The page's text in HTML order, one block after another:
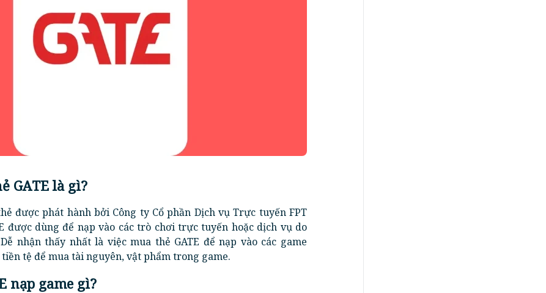
GATE là gì?
được phát hành bởi Công ty Cổ phần Dịch vụ Trực tuyến FPT
được dùng để nạp vào các trò chơi trực tuyến hoặc dịch vụ do
nhận thấy nhất là việc mua thẻ GATE để nạp vào các game
tệ để mua tài nguyên, vật phẩm trong game.
nạp game gì?